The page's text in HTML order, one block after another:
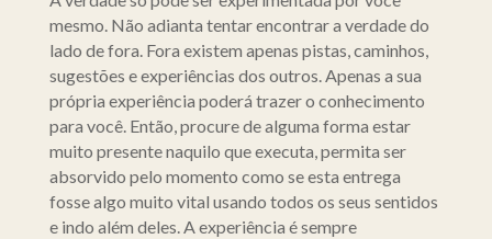
mesmo. Não adianta tentar encontrar a verdade do
lado de fora. Fora existem apenas pistas, caminhos,
sugestões e experiências dos outros. Apenas a sua
própria experiência poderá trazer o conhecimento
para você. Então, procure de alguma forma estar
muito presente naquilo que executa, permita ser
absorvido pelo momento como se esta entrega
fosse algo muito vital usando todos os seus sentidos
e indo além deles. A experiência é sempre